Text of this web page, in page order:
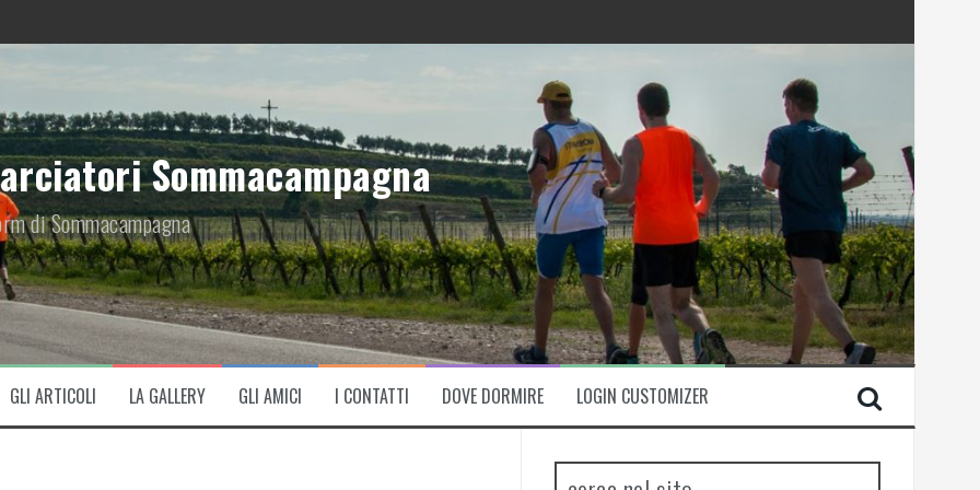
Sommacampagna
di Sommacampagna
GLI ARTICOLI LA GALLERY GLI AMICI I CONTATTI DOVE DORMIRE LOGIN CUSTOMIZER